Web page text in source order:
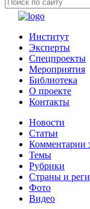
Институт
Эксперты
Спецпроекты
Мероприятия
Библиотека
О проекте
Контакты
Новости
Статьи
Комментарии
Темы
Рубрики
Страны и
Фото
Видео